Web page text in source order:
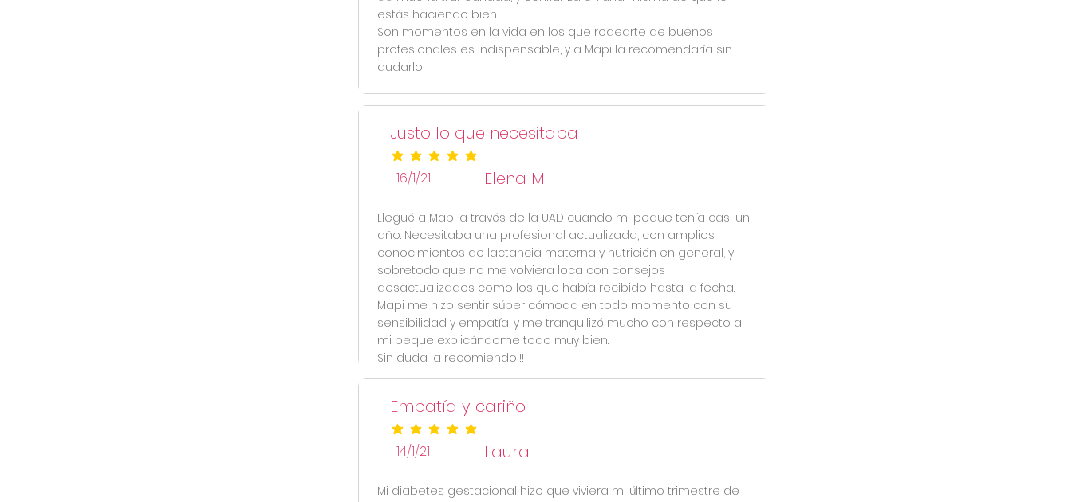
estás haciendo bien.
Son momentos en la vida en los que rodearte de buenos
profesionales es indispensable, y a Mapi la recomendaría sin
dudarlo!
Justo lo que necesitaba
la calificación promedio es 5 de 5
16/1/21 Elena M.
Llegué a Mapi a través de la UAD cuando mi peque tenía casi un
año. Necesitaba una profesional actualizada, con amplios
conocimientos de lactancia materna y nutrición en general, y
sobretodo que no me volviera loca con consejos
desactualizados como los que había recibido hasta la fecha.
Mapi me hizo sentir súper cómoda en todo momento con su
sensibilidad y empatía, y me tranquilizó mucho con respecto a
mi peque explicándome todo muy bien.
Sin duda la recomiendo!!!
Empatía y cariño
la calificación promedio es 5 de 5
14/1/21 Laura
Mi diabetes gestacional hizo que viviera mi último trimestre de